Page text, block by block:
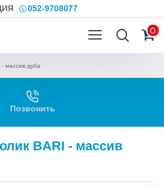
052-9708077
0
массив дуба
Позвонить
BARI - массив